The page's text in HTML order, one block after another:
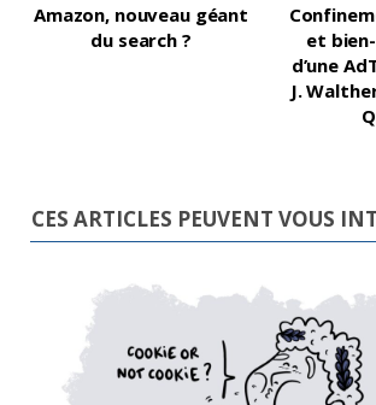
Amazon, nouveau géant
du search ?
et
d’une
J.
CES ARTICLES PEUVENT VOUS